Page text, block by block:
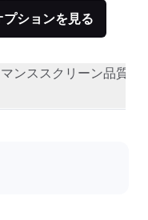
プションを見る
ンススクリーン品質